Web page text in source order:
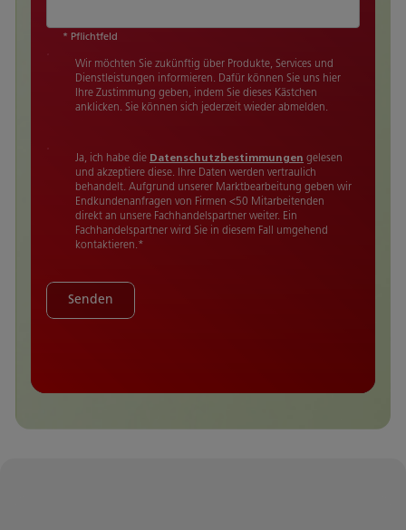
* Pflichtfeld
Wir möchten Sie zukünftig über Produkte, Services und
Dienstleistungen informieren. Dafür können Sie uns hier
Ihre Zustimmung geben, indem Sie dieses Kästchen
anklicken. Sie können sich jederzeit wieder abmelden.
Ja, ich habe die Datenschutzbestimmungen gelesen
und akzeptiere diese. Ihre Daten werden vertraulich
behandelt. Aufgrund unserer Marktbearbeitung geben wir
Endkundenanfragen von Firmen <50 Mitarbeitenden
direkt an unsere Fachhandelspartner weiter. Ein
Fachhandelspartner wird Sie in diesem Fall umgehend
kontaktieren. *
Senden